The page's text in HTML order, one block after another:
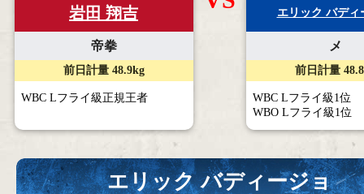
岩田 翔吉
帝拳
前日計量 48.9kg
WBC Lフライ級正規王者
エリック バディ
メ
前日計量
WBC Lフライ級1位
WBO Lフライ級1位
エリック バディージョ